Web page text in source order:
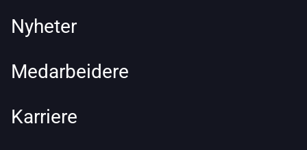
Nyheter
Medarbeidere
Karriere